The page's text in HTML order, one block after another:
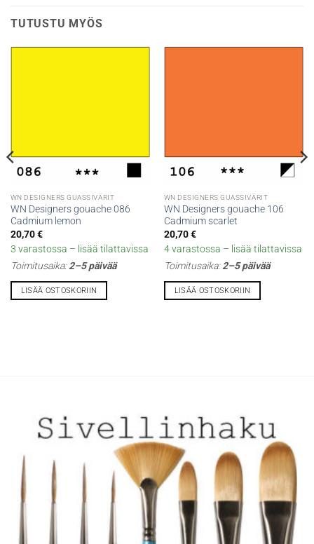
TUTUSTU MYÖS
WN DESIGNERS GUASSIVÄRIT
WN Designers gouache 086
Cadmium lemon
20,70€
3 varastossa – lisää tilattavissa
Toimitusaika:2–5 päivää
LISÄÄ OSTOSKORIIN
WN DESIGNERS GUASSIVÄRIT
WN Designers gouache 106
Cadmium scarlet
20,70€
4 varastossa – lisää tilattavissa
Toimitusaika:2–5 päivää
LISÄÄ OSTOSKORIIN